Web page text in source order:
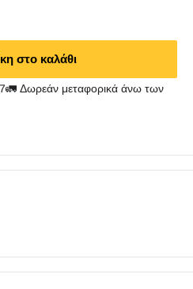
στο καλάθι
Δωρεάν μεταφορικά άνω των